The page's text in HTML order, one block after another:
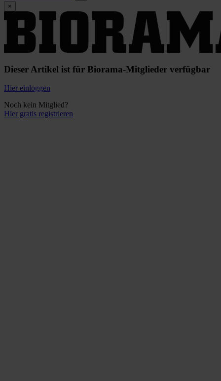
×
Dieser Artikel ist für Biorama-Mitglieder verfügbar
Hier einloggen
Noch kein Mitglied?
Hier gratis registrieren